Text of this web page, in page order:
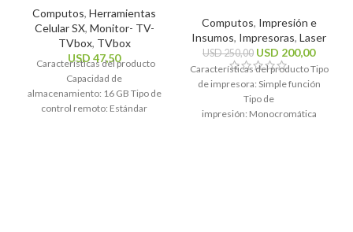
Computos, Herramientas
Celular SX, Monitor- TV-
TVbox, TVbox
USD 47,50
Características del producto
Capacidad de
almacenamiento: 16 GB Tipo de
control remoto: Estándar
Computos, Impresión e
Insumos, Impresoras, Laser
USD250,00 USD 200,00
Características del producto Tipo
de impresora: Simple función
Tipo de
impresión: Monocromática